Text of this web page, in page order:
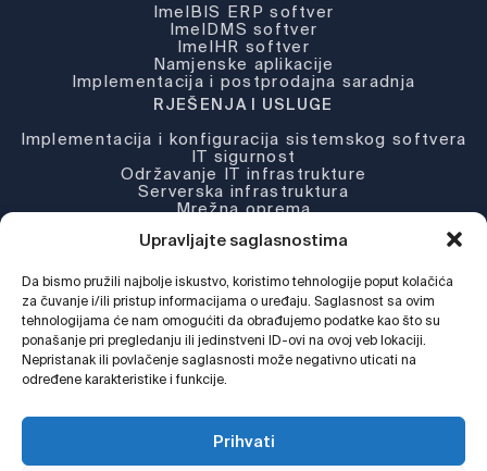
Upravljajte saglasnostima
Da bismo pružili najbolje iskustvo, koristimo tehnologije poput kolačića
za čuvanje i/ili pristup informacijama o uređaju. Saglasnost sa ovim
tehnologijama će nam omogućiti da obrađujemo podatke kao što su
ponašanje pri pregledanju ili jedinstveni ID-ovi na ovoj veb lokaciji.
Nepristanak ili povlačenje saglasnosti može negativno uticati na
određene karakteristike i funkcije.
Prihvati
ImelBIS ERP softver
ImelDMS softver
ImelHR softver
Namjenske aplikacije
Implementacija i postprodajna saradnja
RJEŠENJA I USLUGE
Implementacija i konfiguracija sistemskog softvera
IT sigurnost
Održavanje IT infrastrukture
Serverska infrastruktura
Mrežna oprema
KOMPANIJA
O nama
Novosti
Djelatnosti
Podrška
Web Shop
Pratite nas !